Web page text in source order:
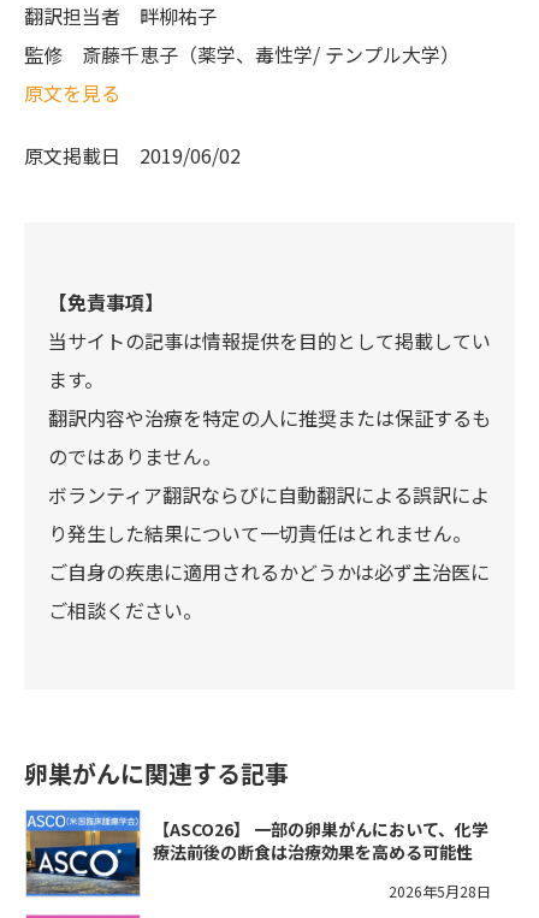
翻訳担当者 畔柳祐子
監修 斎藤千恵子（薬学、毒性学/ テンプル大学）
原文を見る
原文掲載日 2019/06/02
【免責事項】
当サイトの記事は情報提供を目的として掲載してい
ます。
翻訳内容や治療を特定の人に推奨または保証するも
のではありません。
ボランティア翻訳ならびに自動翻訳による誤訳によ
り発生した結果について一切責任はとれません。
ご自身の疾患に適用されるかどうかは必ず主治医に
ご相談ください。
卵巣がんに関連する記事
【ASCO26】 一部の卵巣がんにおいて、化学
療法前後の断食は治療効果を高める可能性
2026年5月28日